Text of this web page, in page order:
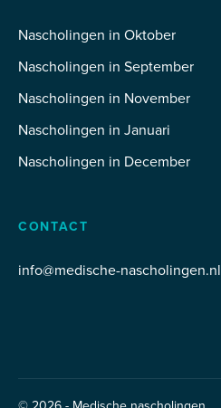
Nascholingen in Oktober
Nascholingen in September
Nascholingen in November
Nascholingen in Januari
Nascholingen in December
CONTACT
info@medische-nascholingen.nl